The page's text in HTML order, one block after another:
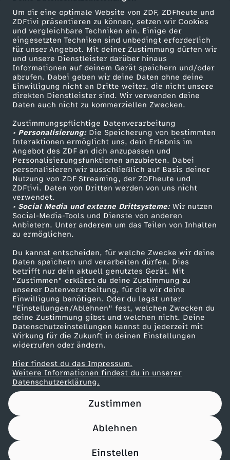
Um dir eine optimale Website von ZDF, ZDFheute und
ZDFtivi präsentieren zu können, setzen wir Cookies
und vergleichbare Techniken ein. Einige der
eingesetzten Techniken sind unbedingt erforderlich
für unser Angebot. Mit deiner Zustimmung dürfen wir
und unsere Dienstleister darüber hinaus
Informationen auf deinem Gerät speichern und/oder
abrufen. Dabei geben wir deine Daten ohne deine
Einwilligung nicht an Dritte weiter, die nicht unsere
direkten Dienstleister sind. Wir verwenden deine
Daten auch nicht zu kommerziellen Zwecken.
Zustimmungspflichtige Datenverarbeitung
• Personalisierung:Die Speicherung von bestimmten
Interaktionen ermöglicht uns, dein Erlebnis im
Angebot des ZDF an dich anzupassen und
Personalisierungsfunktionen anzubieten. Dabei
personalisieren wir ausschließlich auf Basis deiner
Nutzung von ZDF Streaming, der ZDFheute und
ZDFtivi. Daten von Dritten werden von uns nicht
verwendet.
• Social Media und externe Drittsysteme:Wir nutzen
Social-Media-Tools und Dienste von anderen
Anbietern. Unter anderem um das Teilen von Inhalten
zu ermöglichen.
Du kannst entscheiden, für welche Zwecke wir deine
Daten speichern und verarbeiten dürfen. Dies
betrifft nur dein aktuell genutztes Gerät. Mit
"Zustimmen" erklärst du deine Zustimmung zu
unserer Datenverarbeitung, für die wir deine
Einwilligung benötigen. Oder du legst unter
"Einstellungen/Ablehnen" fest, welchen Zwecken du
deine Zustimmung gibst und welchen nicht. Deine
Datenschutzeinstellungen kannst du jederzeit mit
Wirkung für die Zukunft in deinen Einstellungen
widerrufen oder ändern.
Hier findest du das Impressum.
Weitere Informationen findest du in unserer
Datenschutzerklärung.
Zustimmen
Ablehnen
Einstellen
Filtern
Mehr ZDF
ZDF-Apps
Smart TV
ZDFtext
Livestreams
Sendungen A-Z
TV-Programm
Service
ZDFmitreden
Kontakt zum ZDF
Tickets
Zuschauerservice
Hilfe
ZDF Unternehmen
Karriere
ZDF goes Schule
Werbefernsehen
Mainzelmännchen
Partner
Nutzungsbedingungen
Impressum